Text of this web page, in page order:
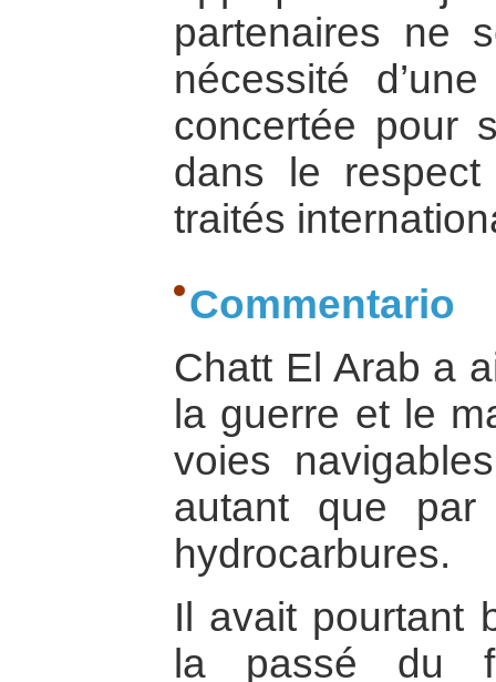
partenaires ne
nécessité
concertée pour
dans le
traités
Commentario
Chatt El Arab a
la guerre et le
voies
autant que
hydrocarbures.
Il avait pourtant
la passé du